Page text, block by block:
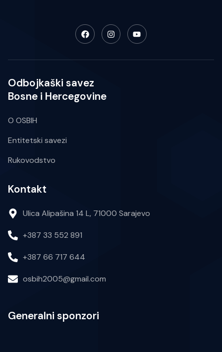
Odbojkaški savez
Bosne i Hercegovine
O OSBIH
Entitetski savezi
Rukovodstvo
Kontakt
Ulica Alipašina 14 L, 71000 Sarajevo
+387 33 552 891
+387 66 717 644
osbih2005@gmail.com
Generalni sponzori